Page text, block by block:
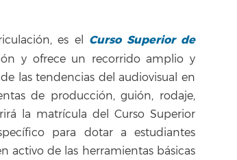
es el Curso Superior de
y ofrece un recorrido amplio y
las tendencias del audiovisual en
de producción, guión, rodaje,
la matrícula del Curso Superior
para dotar a estudiantes
activo de las herramientas básicas